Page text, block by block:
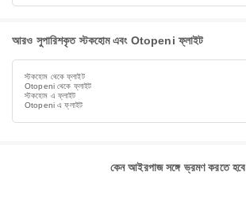
আরও সুপারিশকৃত স্টকহোম এবং Otopeni ফ্লাইট
স্টকহোম থেকে ফ্লাইট
Otopeni থেকে ফ্লাইট
স্টকহোম এ ফ্লাইট
Otopeni এ ফ্লাইট
কেন আইরপাজ সঙ্গে ভ্রমণ করতে হবে